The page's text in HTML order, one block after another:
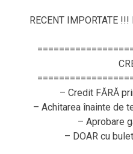
RECENT IMPORTATE
– Credit FĂRĂ
– Achitarea înainte de
– Aprobare
– DOAR cu